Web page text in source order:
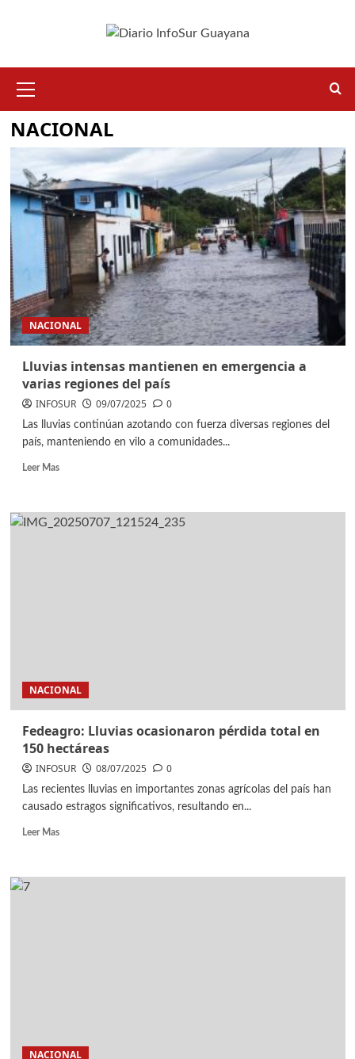
NACIONAL
NACIONAL
Lluvias intensas mantienen en emergencia a
varias regiones del país
INFOSUR 09/07/2025 0
Las lluvias continúan azotando con fuerza diversas regiones del
país, manteniendo en vilo a comunidades...
Leer Mas
NACIONAL
Fedeagro: Lluvias ocasionaron pérdida total en
150 hectáreas
INFOSUR 08/07/2025 0
Las recientes lluvias en importantes zonas agrícolas del país han
causado estragos significativos, resultando en...
Leer Mas
NACIONAL